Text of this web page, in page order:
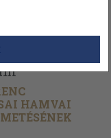
példányt
HAMVAI